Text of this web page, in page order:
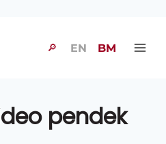
🔎 EN BM
pendek